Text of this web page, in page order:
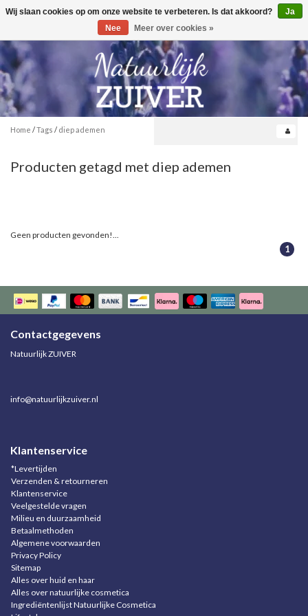
Toggle
0
Home /Tags / diep ademen
Producten getagd met diep ademen
Geen producten gevonden!...
1
Contactgegevens
Natuurlijk ZUIVER
info@natuurlijkzuiver.nl
Klantenservice
*Levertijden
Verzenden & retourneren
Klantenservice
Veelgestelde vragen
Milieu en duurzaamheid
Betaalmethoden
Algemene voorwaarden
Privacy Policy
Sitemap
Alles over huid en haar
Alles over natuurlijke cosmetica
Ingrediëntenlijst Natuurlijke Cosmetica
Wij slaan cookies op om onze website te verbeteren. Is dat akkoord?
Ja
Nee
Meer over cookies »